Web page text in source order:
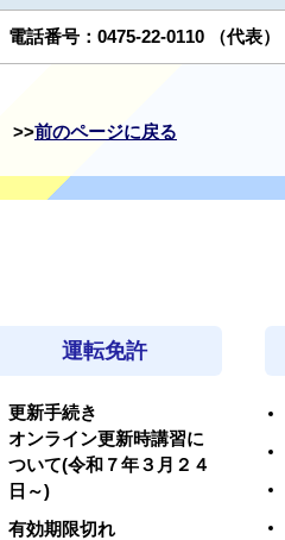
電話番号： 0475-22-0110 （代表）
前のページに戻る
運転免許
更新手続き
オンライン更新時講習に
ついて(令和７年３月２４
日～)
有効期限切れ